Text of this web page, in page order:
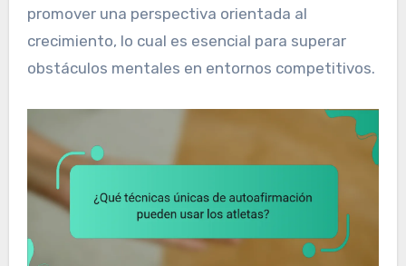
promover una perspectiva orientada al
crecimiento, lo cual es esencial para superar
obstáculos mentales en entornos competitivos.